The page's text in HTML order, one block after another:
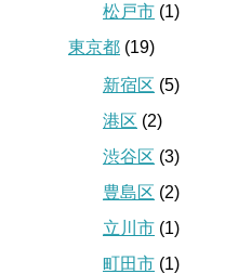
松戸市 (1)
東京都 (19)
新宿区 (5)
港区 (2)
渋谷区 (3)
豊島区 (2)
立川市 (1)
町田市 (1)